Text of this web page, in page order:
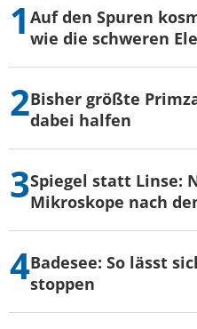
Auf den Spuren
wie die schweren
Bisher größte
dabei halfen
Spiegel statt Linse:
Mikroskope nach
Badesee: So lässt
stoppen